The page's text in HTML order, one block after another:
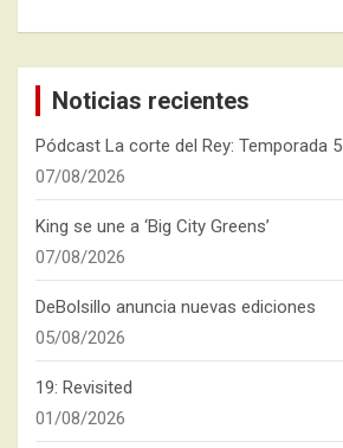
Noticias recientes
Pódcast La corte del Rey: Temporada 5
07/08/2026
King se une a ‘Big City Greens’
07/08/2026
DeBolsillo anuncia nuevas ediciones
05/08/2026
19: Revisited
01/08/2026